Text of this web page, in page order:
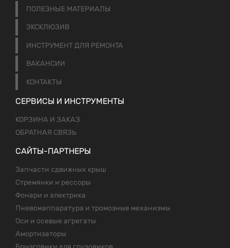
ПОЛЕЗНЫЕ МАТЕРИАЛЫ
ЭКСКЛЮЗИВ
ИНСТРУМЕНТ ДЛЯ РЕМОНТА
ВАКАНСИИ
КОНТАКТЫ
СЕРВИСЫ И ИНСТРУМЕНТЫ
КОРЗИНА И ЗАКАЗ
ОБРАТНАЯ СВЯЗЬ
САЙТЫ-ПАРТНЕРЫ
Запчасти сдвижных крыш
Стремянки и рессоры
Фонари и электрика
Пневомаппаратура и тромозные механизмы
Оси и осевые агрегаты
Амортизаторы